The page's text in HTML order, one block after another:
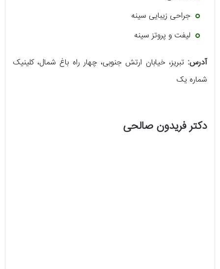
جراحی زیبایی سینه
لیفت و پروتز سینه
آدرس:تبریز، خیابان ارتش جنوبی، چهار راه باغ شمال، کلینیک
شماره یک
دکتر فریدون صالحی